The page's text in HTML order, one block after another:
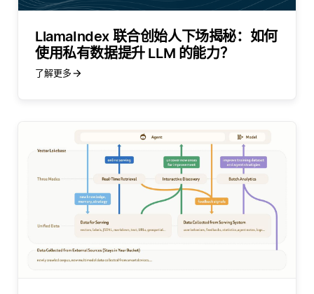
LlamaIndex 联合创始人下场揭秘：如何
使用私有数据提升 LLM 的能力？
了解更多